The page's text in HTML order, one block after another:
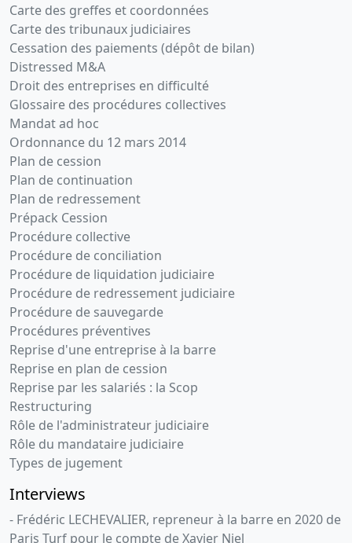
Carte des greffes et coordonnées
Carte des tribunaux judiciaires
Cessation des paiements (dépôt de bilan)
Distressed M&A
Droit des entreprises en difficulté
Glossaire des procédures collectives
Mandat ad hoc
Ordonnance du 12 mars 2014
Plan de cession
Plan de continuation
Plan de redressement
Prépack Cession
Procédure collective
Procédure de conciliation
Procédure de liquidation judiciaire
Procédure de redressement judiciaire
Procédure de sauvegarde
Procédures préventives
Reprise d'une entreprise à la barre
Reprise en plan de cession
Reprise par les salariés : la Scop
Restructuring
Rôle de l'administrateur judiciaire
Rôle du mandataire judiciaire
Types de jugement
Interviews
- Frédéric LECHEVALIER, repreneur à la barre en 2020 de
Paris Turf pour le compte de Xavier Niel